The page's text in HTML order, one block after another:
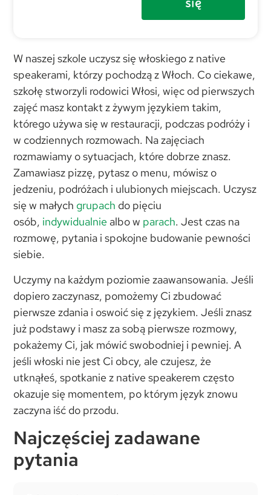
się
W naszej szkole uczysz się włoskiego z native
speakerami, którzy pochodzą z Włoch. Co ciekawe,
szkołę stworzyli rodowici Włosi, więc od pierwszych
zajęć masz kontakt z żywym językiem takim,
którego używa się w restauracji, podczas podróży i
w codziennych rozmowach. Na zajęciach
rozmawiamy o sytuacjach, które dobrze znasz.
Zamawiasz pizzę, pytasz o menu, mówisz o
jedzeniu, podróżach i ulubionych miejscach. Uczysz
się w małych grupach do pięciu
osób, indywidualnie albo w parach. Jest czas na
rozmowę, pytania i spokojne budowanie pewności
siebie.
Uczymy na każdym poziomie zaawansowania. Jeśli
dopiero zaczynasz, pomożemy Ci zbudować
pierwsze zdania i oswoić się z językiem. Jeśli znasz
już podstawy i masz za sobą pierwsze rozmowy,
pokażemy Ci, jak mówić swobodniej i pewniej. A
jeśli włoski nie jest Ci obcy, ale czujesz, że
utknąłeś, spotkanie z native speakerem często
okazuje się momentem, po którym język znowu
zaczyna iść do przodu.
Najczęściej zadawane
pytania